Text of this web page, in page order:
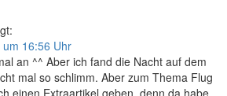
16:56 Uhr
an ^^ Aber ich fand die Nacht auf dem
mal so schlimm. Aber zum Thema Flug